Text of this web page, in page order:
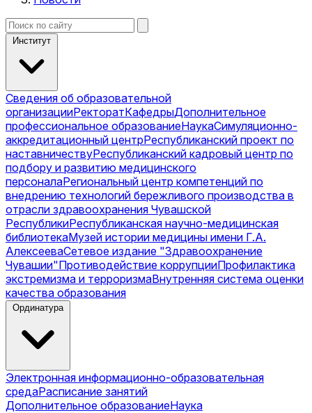
Институт
Сведения об образовательной
организацииРекторатКафедрыДополнительное
профессиональное образованиеНаукаСимуляционно-
аккредитационный центрРеспубликанский проект по
наставничествуРеспубликанский кадровый центр по
подбору и развитию медицинского
персоналаРегиональный центр компетенций по
внедрению технологий бережливого производства в
отрасли здравоохранения Чувашской
РеспубликиРеспубликанская научно-медицинская
библиотекаМузей истории медицины имени Г.А.
АлексееваСетевое издание "Здравоохранение
Чувашии"Противодействие коррупцииПрофилактика
экстремизма и терроризмаВнутренняя система оценки
качества образования
Ординатура
Электронная информационно-образовательная
средаРасписание занятий
Дополнительное образованиеНаука